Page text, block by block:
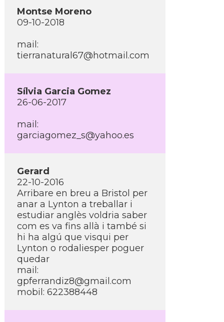
Montse Moreno
09-10-2018
mail:
tierranatural67@hotmail.com
Sí­lvia Garcia Gomez
26-06-2017
mail:
garciagomez_s@yahoo.es
Gerard
22-10-2016
Arribare en breu a Bristol per
anar a Lynton a treballar i
estudiar anglès voldria saber
com es va fins allà i també si
hi ha algú que visqui per
Lynton o rodaliesper poguer
quedar
mail:
gpferrandiz8@gmail.com
mobil: 622388448